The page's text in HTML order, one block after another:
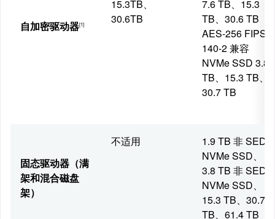
自加密驱动器[1]
15.3TB、
30.6TB
7.6 TB、15.3
TB、30.6 TB
AES-256 FIPS
140-2 兼容
NVMe SSD 3.8
TB、15.3 TB、
30.7 TB
固态驱动器（满
架和混合磁盘
架）
不适用
1.9 TB 非 SED
NVMe SSD、
3.8 TB 非 SED
NVMe SSD、
15.3 TB、30.7
TB、61.4 TB